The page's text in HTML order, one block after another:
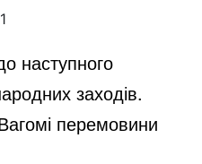
y
V
наступного
заходів.
перемовини